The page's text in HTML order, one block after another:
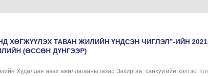
ХӨГЖҮҮЛЭХ ТАВАН ЖИЛИЙН ҮНДСЭН ЧИГЛЭЛ”-ИЙН
(ӨССӨН ДҮНГЭЭР)
Худалдан авах ажиллагааны газар Захиргаа, санхүүгийн хэлтэс